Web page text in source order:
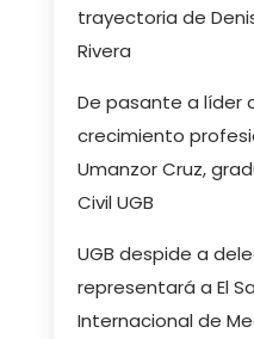
trayectoria de
Rivera
De pasante a líder
crecimiento
Umanzor Cruz,
Civil UGB
UGB despide a
representará a El
Internacional de